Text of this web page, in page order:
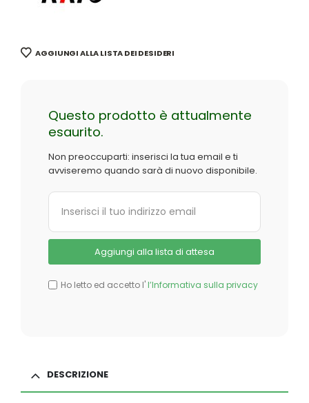
AGGIUNGI ALLA LISTA DEI DESIDERI
Questo prodotto è attualmente
esaurito.
Non preoccuparti: inserisci la tua email e ti
avviseremo quando sarà di nuovo disponibile.
Ho letto ed accetto l'l’Informativa sulla privacy
DESCRIZIONE